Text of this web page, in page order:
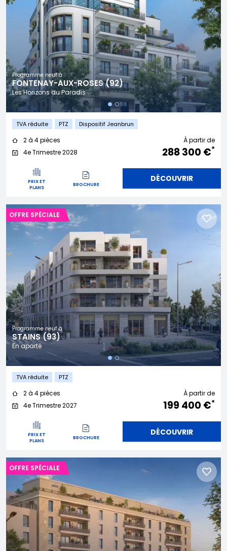
Programme neuf à
FONTENAY-AUX-ROSES (92)
Les Horizons du Paradis
TVA réduite PTZ Dispositif Jeanbrun
2 à 4 pièces
4e Trimestre 2028
À partir de
288 300 €*
PRIX ET
PLANS
BROCHURE
DÉCOUVRIR
Programme neuf à
STAINS (93)
En aparté
OFFRE SPÉCIALE
TVA réduite PTZ
2 à 4 pièces
4e Trimestre 2027
À partir de
199 400 €*
PRIX ET
PLANS
BROCHURE
DÉCOUVRIR
OFFRE SPÉCIALE